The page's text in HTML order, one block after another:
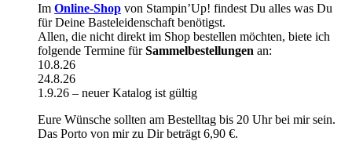
Im Online-Shop von Stampin’Up! findest Du alles was Du
für Deine Basteleidenschaft benötigst.
Allen, die nicht direkt im Shop bestellen möchten, biete ich
folgende Termine fürSammelbestellungen an:
10.8.26
24.8.26
1.9.26 – neuer Katalog ist gültig
Eure Wünsche sollten am Bestelltag bis 20 Uhr bei mir sein.
Das Porto von mir zu Dir beträgt 6,90 €.